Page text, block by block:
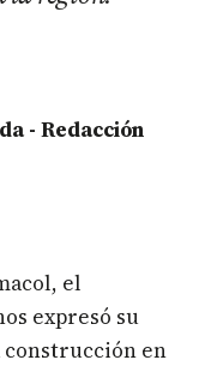
- Redacción
el
expresó su
en